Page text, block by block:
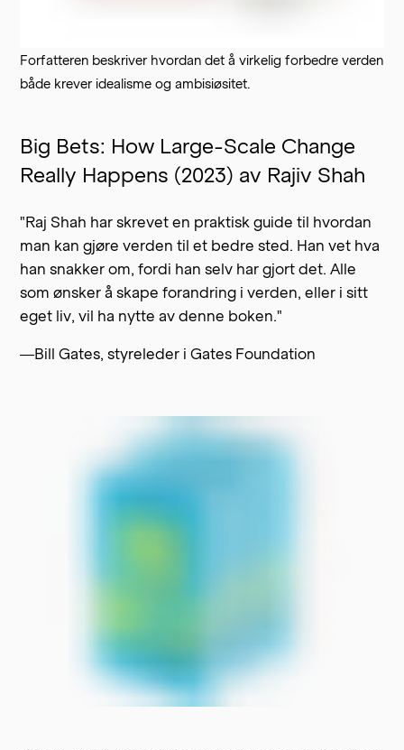
Forfatteren beskriver hvordan det å virkelig forbedre verden
både krever idealisme og ambisiøsitet.
Big Bets: How Large-Scale Change
Really Happens (2023) av Rajiv Shah
"Raj Shah har skrevet en praktisk guide til hvordan
man kan gjøre verden til et bedre sted. Han vet hva
han snakker om, fordi han selv har gjort det. Alle
som ønsker å skape forandring i verden, eller i sitt
eget liv, vil ha nytte av denne boken."
—Bill Gates, styreleder i Gates Foundation